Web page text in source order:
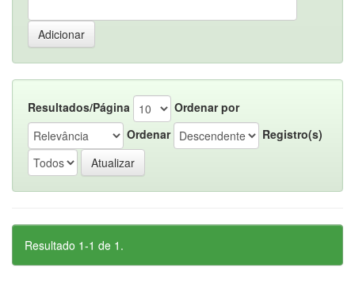
Resultados/Página
Ordenar por
Ordenar
Registro(s)
Resultado 1-1 de 1.